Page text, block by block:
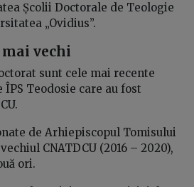
Școlii Doctorale de Teologie
„Ovidius”.
mai vechi
sunt cele mai recente
Teodosie care au fost
de Arhiepiscopul Tomisului
CNATDCU (2016 – 2020),
ori.